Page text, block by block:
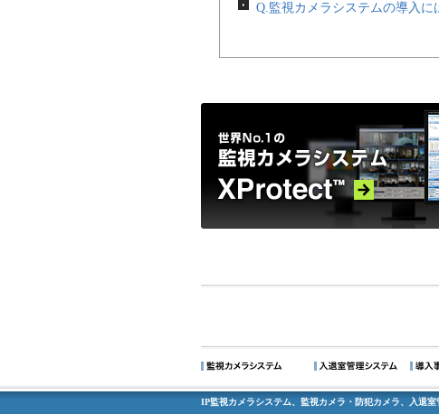
Q.監視カメラシステムの導入
IP監視カメラシステム、監視カメラ・防犯カメラ、入退